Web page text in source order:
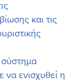
και τις
ενισχυθεί η